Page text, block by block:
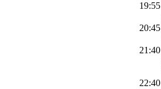
19:55
20:45
21:40
22:40